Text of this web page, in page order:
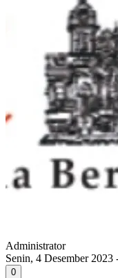
Administrator
Senin, 4 Desember
0